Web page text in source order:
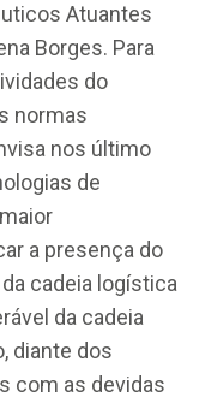
Atuantes
Borges. Para
do
normas
nos último
de
a presença do
cadeia logística
da cadeia
diante dos
com as devidas